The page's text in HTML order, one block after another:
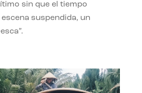
sin que el tiempo
suspendida, un